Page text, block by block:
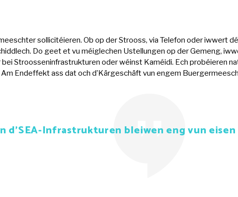
sollicitéieren. Ob op der Strooss, via Telefon oder iwwert
Do geet et vu méiglechen Ustellungen op der Gemeng,
Stroosseninfrastrukturen oder wéinst Kaméidi. Ech probéieren
Endeffekt ass dat och d’Kärgeschäft vun engem
d’SEA-Infrastrukturen bleiwen eng vun